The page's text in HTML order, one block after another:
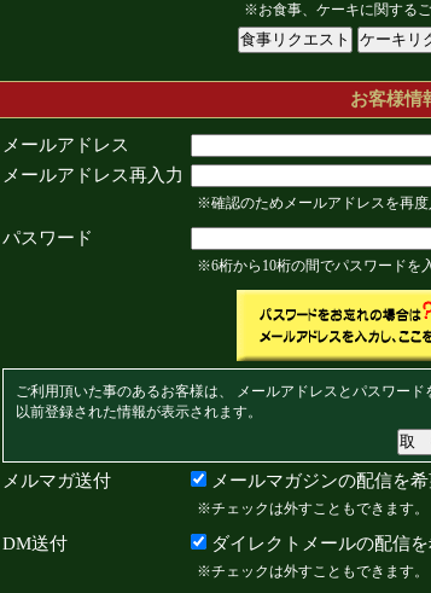
※お食事、ケーキに関する
お客様情
メールアドレス
メールアドレス再入力
※確認のためメールアドレスを再度
パスワード
※6桁から10桁の間でパスワードを
ご利用頂いた事のあるお客様は、 メールアドレスとパスワード
以前登録された情報が表示されます。
メルマガ送付 メールマガジンの配信を希
※チェックは外すこともできます。
DM送付 ダイレクトメールの配信を
※チェックは外すこともできます。